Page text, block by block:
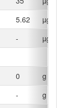
5.62
µg
-
µg
0
g
-
g